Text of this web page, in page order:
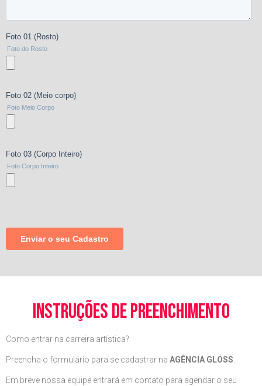
instruções de preenchimento
Como entrar na carreira artística?
Preencha o formulário para se cadastrar na AGÊNCIA GLOSS
Em breve nossa equipe entrará em contato para agendar o seu